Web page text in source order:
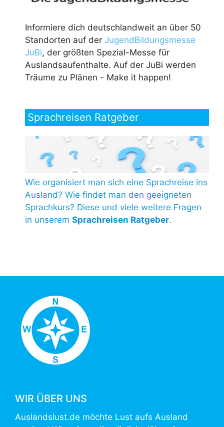
Informiere dich deutschlandweit an über 50
Standorten auf der JugendBildungsmesse
JuBi, der größten Spezial-Messe für
Auslandsaufenthalte. Auf der JuBi werden
Träume zu Plänen - Make it happen!
Sprachreisen Ratgeber
Wie organisiert man sich eine Sprachreise ins
Ausland? Wie findet man den geeigneten
Sprachkurs? Diese und viele weitere Fragen
in unserem Sprachreisen Ratgeber.
WIR ÜBER UNS
Auslandslust.de möchte Lust aufs Ausland